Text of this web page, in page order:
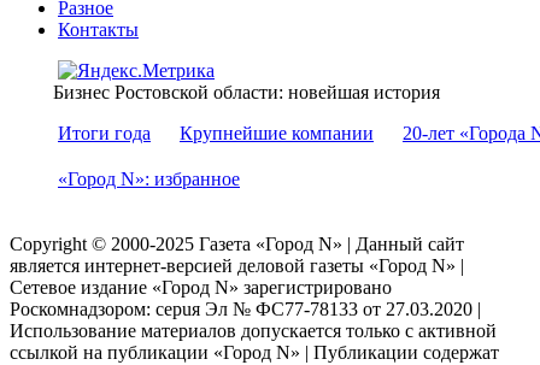
Разное
Контакты
Бизнес Ростовской области: новейшая история
Итоги года
Крупнейшие компании 20-лет «Города
«Город N»: избранное
Copyright © 2000-2025 Газета «Город N» | Данный сайт
является интернет-версией деловой газеты «Город N» |
Сетевое издание «Город N» зарегистрировано
Роскомнадзором: серuя Эл № ФС77-78133 от 27.03.2020 |
Использование материалов допускается только с активной
ссылкой на публикации «Город N» | Публикации содержат